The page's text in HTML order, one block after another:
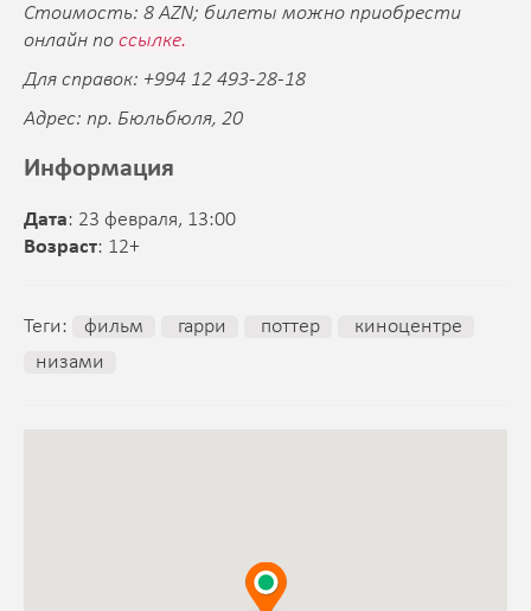
Стоимость: 8 AZN; билеты можно приобрести
онлайн по ссылке.
Для справок: +994 12 493-28-18
Адрес: пр. Бюльбюля, 20
Информация
Дата: 23 февраля, 13:00
Возраст: 12+
Теги: фильм гарри поттер
киноцентре
низами